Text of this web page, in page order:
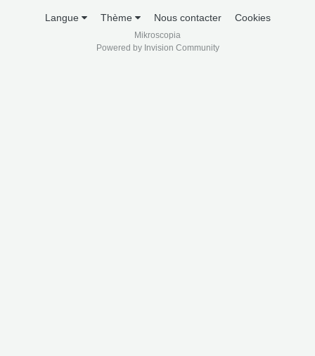
Langue Thème Nous contacter Cookies
Mikroscopia
Powered by Invision Community